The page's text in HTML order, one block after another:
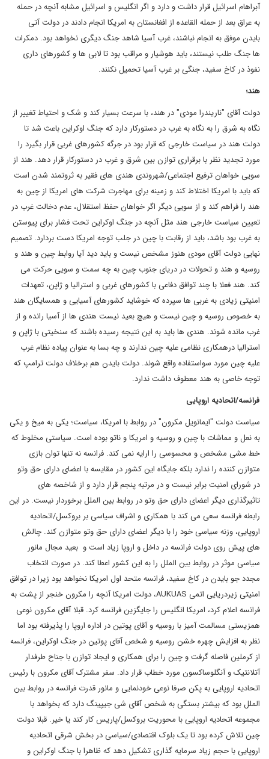
آبراهام اسرائیل قرار داشت و دارد و اگر انگلیس و اسرائیل مشابه آنچه در حمله
به عراق بعد از حمله القاعده از افغانستان به امریکا انجام دادند در دولت آتی
بایدن موفق به انجام نباشند، غرب آسیا شاهد جنگ دیگری نخواهد بود. دمکرات
ها جنگ طلب نیستند، باید هوشیار و مراقب بود تا لابی ها و کشورهای داری
نفوذ در کاخ سفید، جنگی بر غرب آسیا تحمیل نکنند.
هند؛
دولت آقای "ناریندرا مودی" در هند، با سرعت بسیار کند و شک و احتیاط تغییر از
نگاه به شرق را به نگاه به غرب در دستورکار دارد که جنگ اوکراین باعث شد تا
دولت هند در سیاست خارجی که قرار بود در جرگه کشورهای غربی قرار بگیرد را
مورد تجدید نظر با برقراری توازن بین شرق و غرب در دستورکار قرار دهد. هند از
سویی خواهان ترفیع اجتماعی/شهروندی هندی های فقیر به ثروتمند شدن است
که باید با امریکا اختلاط کند و زمینه برای مهاجرت شرکت های امریکا از چین به
هند را فراهم کند و از سویی دیگر اگر خواهان حفظ استقلال، عدم دخالت غرب در
تعیین سیاست خارجی هند مثل آنچه در جنگ اوکراین تحت فشار برای پیوستن
به غرب بود باشد، باید از رقابت با چین در جلب توجه امریکا دست بردارد. تصمیم
نهایی دولت آقای مودی هنوز مشخص نیست و باید دید آیا روابط چین و هند و
روسیه و هند و تحولات در دریای جنوب چین به چه سمت و سویی حرکت می
کند. هند فعلا با چند توافق دفاعی با کشورهای غربی و استرالیا و ژاپن، تعهدات
امنیتی زیادی به غربی ها سپرده که خوشاید کشورهای آسیایی و همسایگان هند
به خصوص روسیه و چین نیست و هیچ بعید نیست هندی ها از آسیا رانده و از
غرب مانده شوند. هندی ها باید به این نتیجه رسیده باشند که سنخیتی با ژاپن و
استرالیا درهمکاری نظامی علیه چین ندارند و چه بسا به عنوان پیاده نظام غرب
علیه چین مورد سواستفاده واقع شوند. دولت بایدن هم برخلاف دولت ترامپ که
توجه خاصی به هند معطوف داشت ندارد.
فرانسه/اتحادیه اروپایی
سیاست دولت "ایمانویل مکرون" در روابط با امریکا، سیاست؛ یکی به میخ و یکی
به نعل و مماشات با چین و روسیه و امریکا و ناتو بوده است. سیاستی مخلوط که
خط مشی مشخص و محسوسی را ارایه نمی کند. فرانسه نه تنها توان بازی
متوازن کننده را ندارد بلکه جایگاه این کشور در مقایسه با اعضای دارای حق وتو
در شورای امنیت برابر نیست و در مرتبه پنجم قرار دارد و از شاخصه های
تاثیرگذاری دیگر اعضای دارای حق وتو در روابط بین الملل برخوردار نیست. در این
رابطه فرانسه سعی می کند با همکاری و اشراف سیاسی بر بروکسل/اتحادیه
اروپایی، وزنه سیاسی خود را با دیگر اعضای دارای حق وتو متوازن کند. چالش
های پیش روی دولت فرانسه در داخل و اروپا زیاد است و بعید مجال مانور
سیاسی موثر در روابط بین الملل را به این کشور اعطا کند. در صورت انتخاب
مجدد جو بایدن در کاخ سفید، فرانسه متحد اول امریکا نخواهد بود زیرا در توافق
امنیتی زیردریایی اتمی AUKUAS، دولت امریکا آنچه را مکرون خنجر از پشت به
فرانسه اعلام کرد، امریکا انگلیس را جایگزین فرانسه کرد. قبلا آقای مکرون نوعی
همزیستی مسالمت آمیز با روسیه و آقای پوتین در اداره اروپا را پذیرفته بود اما
نظر به افزایش چهره خشن روسیه و شخص آقای پوتین در جنگ اوکراین، فرانسه
از کرملین فاصله گرفت و چین را برای همکاری و ایجاد توازن با جناح طرفدار
آتلانتیک و آنگلوساکسون مورد خطاب قرار داد. سفر مشترک آقای مکرون با رئیس
اتحادیه اروپایی به پکن صرفا نوعی خودنمایی و مانور قدرت فرانسه در روابط بین
الملل بود که بیشتر بستگی به شخص آقای شی جیپینگ دارد که بخواهد با
مجموعه اتحادیه اروپایی با محوریت بروکسل/پاریس کار کند یا خیر. قبلا دولت
چین تلاش کرده بود تا یک بلوک اقتصادی/سیاسی در بخش شرقی اتحادیه
اروپایی با حجم زیاد سرمایه گذاری تشکیل دهد که ظاهرا با جنگ اوکراین و